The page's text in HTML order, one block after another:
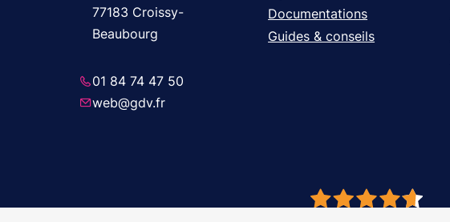
77183 Croissy-
Beaubourg
01 84 74 47 50
web@gdv.fr
Documentations
Guides & conseils